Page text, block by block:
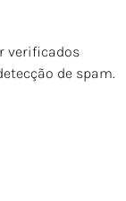
verificados
de spam.